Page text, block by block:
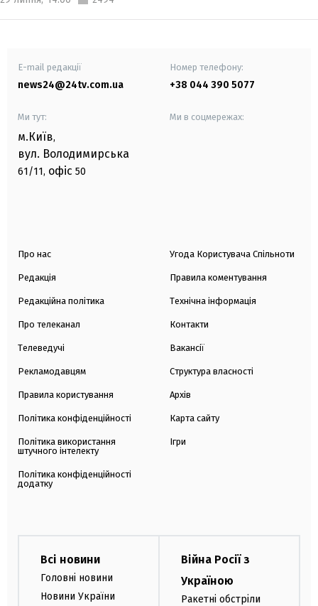
E-mail редакції
news24@24tv.com.ua
Номер телефону:
+38 044 390 5077
Ми тут:
м.Київ,
вул. Володимирська
61/11, офіс 50
Ми в соцмережах:
Про нас
Редакція
Редакційна політика
Про телеканал
Телеведучі
Рекламодавцям
Правила користування
Політика конфіденційності
Політика використання
штучного інтелекту
Політика конфіденційності
додатку
Угода Користувача Спільноти
Правила коментування
Технічна інформація
Контакти
Вакансії
Структура власності
Архів
Карта сайту
Ігри
Всі новини
Головні новини
Новини України
Війна Росії з
Україною
Ракетні обстріли